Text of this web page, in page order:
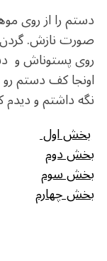
دستم را از روی
صورت نازش.
روی پستوناش و
اونجا کف دستم
نگه داشتم و دیدم
بخش اول
بخش دوم
بخش سوم
بخش چهارم